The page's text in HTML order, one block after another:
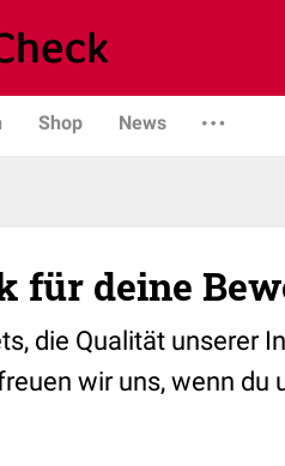
Shop News
für deine
die Qualität unserer
wir uns, wenn du